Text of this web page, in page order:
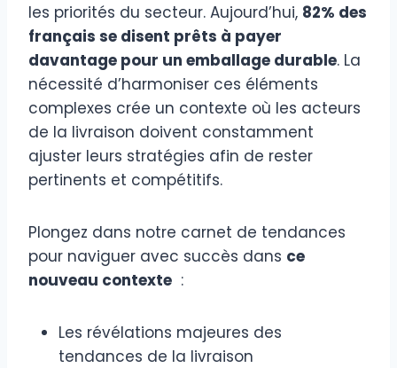
les priorités du secteur. Aujourd’hui, 82% des
français se disent prêts à payer
davantage pour un emballage durable. La
nécessité d’harmoniser ces éléments
complexes crée un contexte où les acteurs
de la livraison doivent constamment
ajuster leurs stratégies afin de rester
pertinents et compétitifs.
Plongez dans notre carnet de tendances
pour naviguer avec succès dans ce
nouveau contexte :
Les révélations majeures des
tendances de la livraison